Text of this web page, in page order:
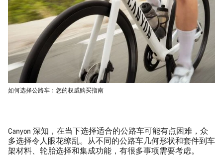
如何选择公路车：您的权威购买指南
Canyon 深知，在当下选择适合的公路车可能有点困难，众
多选择令人眼花缭乱。从不同的公路车几何形状和套件到车
架材料、轮胎选择和集成功能，有很多事项需要考虑。